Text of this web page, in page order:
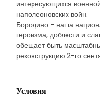
интересующихся
наполеоновских войн.
Бородино - наша
героизма, доблести и
обещает быть
реконструкцию 2-го
Условия